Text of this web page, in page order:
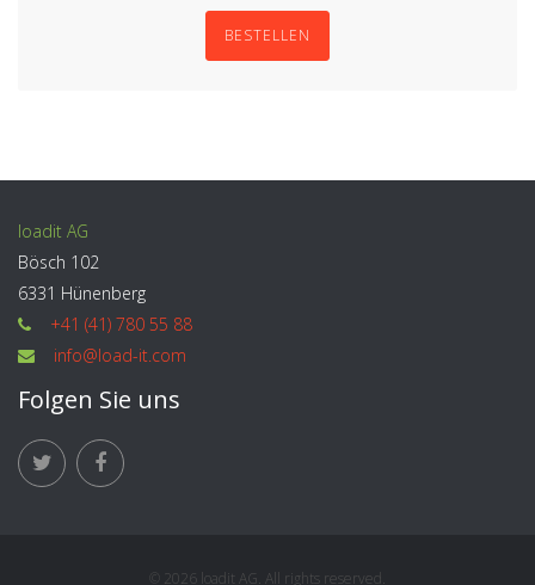
BESTELLEN
loadit AG
Bösch 102
6331 Hünenberg
+41 (41) 780 55 88
info@load-it.com
Folgen Sie uns
© 2026 loadit AG. All rights reserved.